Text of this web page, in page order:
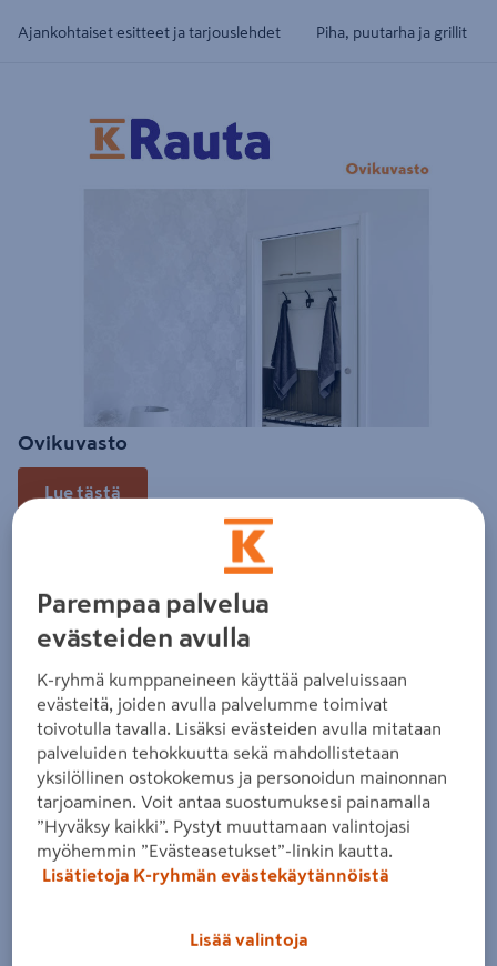
Ajankohtaiset esitteet ja tarjouslehdet Piha, puutarha ja grillit
Ovikuvasto
Lue tästä
Parempaa palvelua
evästeiden avulla
K-ryhmä kumppaneineen käyttää palveluissaan
evästeitä, joiden avulla palvelumme toimivat
toivotulla tavalla. Lisäksi evästeiden avulla mitataan
palveluiden tehokkuutta sekä mahdollistetaan
yksilöllinen ostokokemus ja personoidun mainonnan
tarjoaminen. Voit antaa suostumuksesi painamalla
”Hyväksy kaikki”. Pystyt muuttamaan valintojasi
myöhemmin ”Evästeasetukset”-linkin kautta.
Lisätietoja K-ryhmän evästekäytännöistä
Lisää valintoja